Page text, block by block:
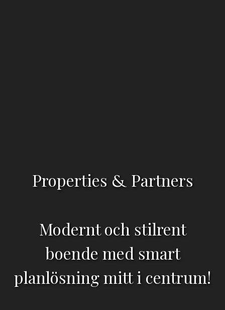
Properties & Partners
Modernt och stilrent
boende med smart
planlösning mitt i centrum!